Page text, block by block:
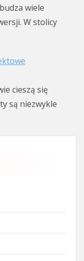
wiele
W stolicy
cieszą się
są niezwykle